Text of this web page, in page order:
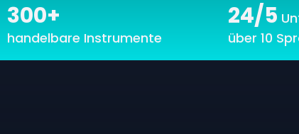
300+
handelbare Instrumente
24/5
über 10